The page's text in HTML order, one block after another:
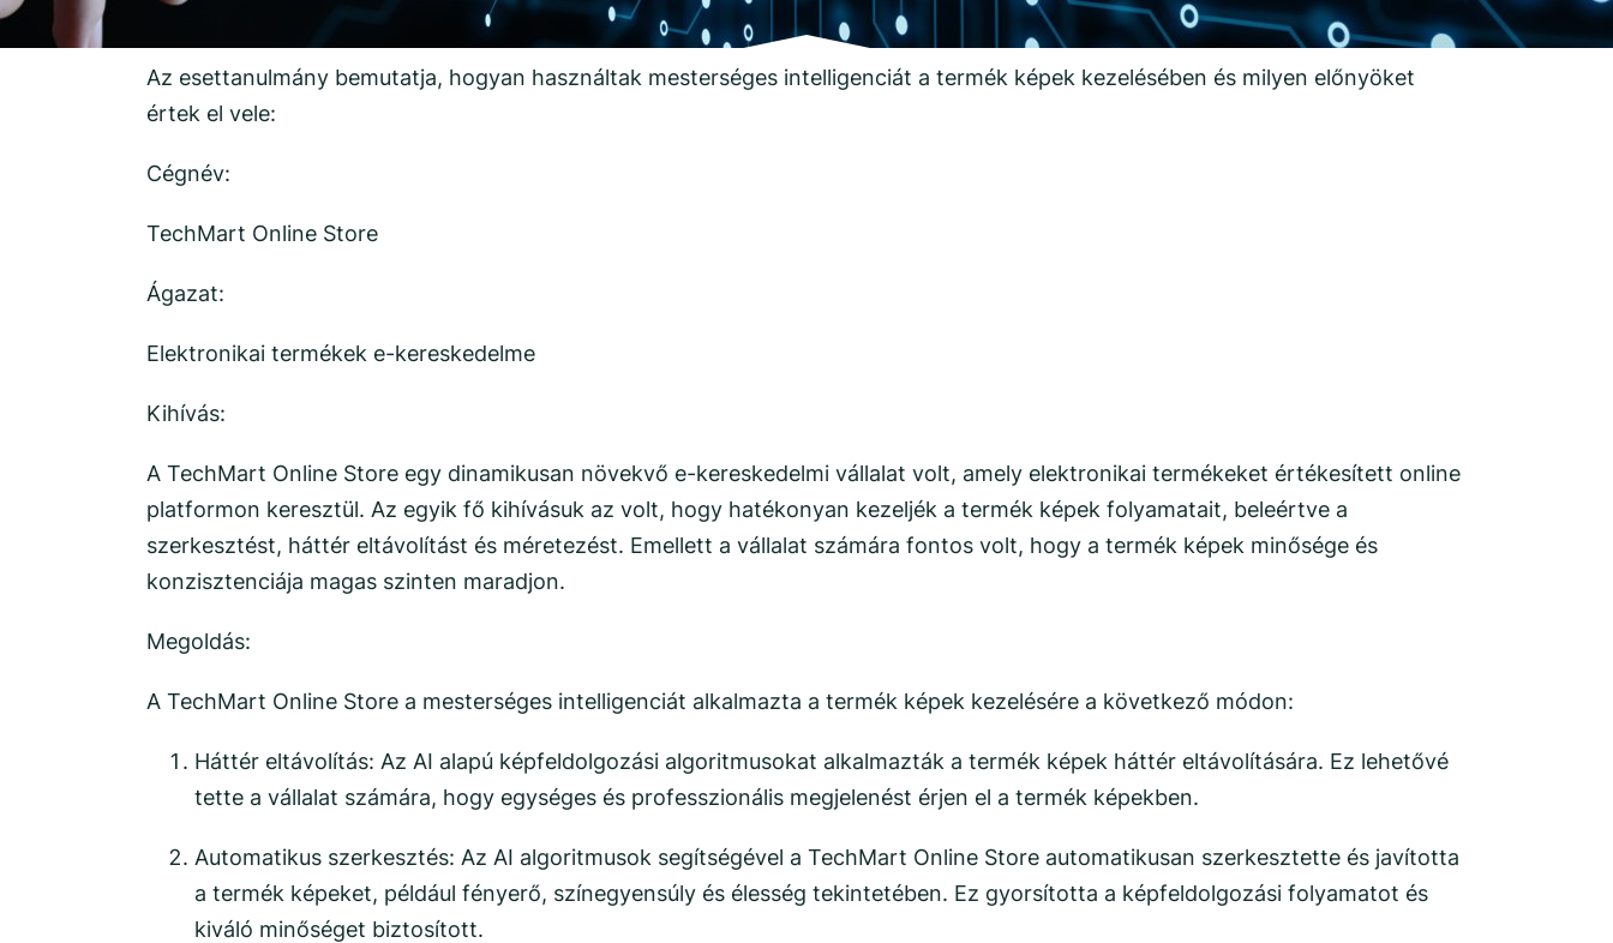
Az esettanulmány bemutatja, hogyan használtak mesterséges intelligenciát a termék képek kezelésében és milyen előnyöket
értek el vele:
Cégnév:
TechMart Online Store
Ágazat:
Elektronikai termékek e-kereskedelme
Kihívás:
A TechMart Online Store egy dinamikusan növekvő e-kereskedelmi vállalat volt, amely elektronikai termékeket értékesített online
platformon keresztül. Az egyik fő kihívásuk az volt, hogy hatékonyan kezeljék a termék képek folyamatait, beleértve a
szerkesztést, háttér eltávolítást és méretezést. Emellett a vállalat számára fontos volt, hogy a termék képek minősége és
konzisztenciája magas szinten maradjon.
Megoldás:
A TechMart Online Store a mesterséges intelligenciát alkalmazta a termék képek kezelésére a következő módon:
Háttér eltávolítás: Az AI alapú képfeldolgozási algoritmusokat alkalmazták a termék képek háttér eltávolítására. Ez lehetővé
tette a vállalat számára, hogy egységes és professzionális megjelenést érjen el a termék képekben.
Automatikus szerkesztés: Az AI algoritmusok segítségével a TechMart Online Store automatikusan szerkesztette és javította
a termék képeket, például fényerő, színegyensúly és élesség tekintetében. Ez gyorsította a képfeldolgozási folyamatot és
kiváló minőséget biztosított.